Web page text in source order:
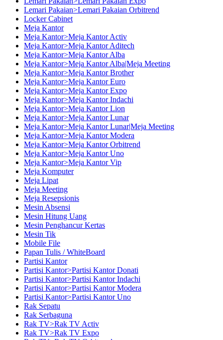
Lemari Pakaian>Lemari Pakaian Orbitrend
Locker Cabinet
Meja Kantor
Meja Kantor>Meja Kantor Activ
Meja Kantor>Meja Kantor Aditech
Meja Kantor>Meja Kantor Alba
Meja Kantor>Meja Kantor Alba|Meja Meeting
Meja Kantor>Meja Kantor Brother
Meja Kantor>Meja Kantor Euro
Meja Kantor>Meja Kantor Expo
Meja Kantor>Meja Kantor Indachi
Meja Kantor>Meja Kantor Lion
Meja Kantor>Meja Kantor Lunar
Meja Kantor>Meja Kantor Lunar|Meja Meeting
Meja Kantor>Meja Kantor Modera
Meja Kantor>Meja Kantor Orbitrend
Meja Kantor>Meja Kantor Uno
Meja Kantor>Meja Kantor Vip
Meja Komputer
Meja Lipat
Meja Meeting
Meja Resepsionis
Mesin Absensi
Mesin Hitung Uang
Mesin Penghancur Kertas
Mesin Tik
Mobile File
Papan Tulis / WhiteBoard
Partisi Kantor
Partisi Kantor>Partisi Kantor Donati
Partisi Kantor>Partisi Kantor Indachi
Partisi Kantor>Partisi Kantor Modera
Partisi Kantor>Partisi Kantor Uno
Rak Sepatu
Rak Serbaguna
Rak TV>Rak TV Activ
Rak TV>Rak TV Expo